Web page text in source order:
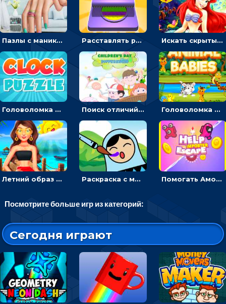
Пазлы с маникюром: собери идеальный рисунок для ногтей Расставлять резиновые кубики, чтобы делать поп-ит - гиперказуальные Искать скрытый алфавит на картинках с мультяшными героями - головоломка для детей
Головоломка с часами для детей: читать время по циферблату Поиск отличий на картинках с детьми - головоломка Головоломка Звери-малыши: открывай карточки по очереди, чтобы найти одинаковые
Летний образ для подруг: переодевать девочек для прогулки Раскраска с матрешками для девочек Помогать Амонг Ас бежать из комнаты через преграды - приключения
Посмотрите больше игр из категорий:
Сегодня играют